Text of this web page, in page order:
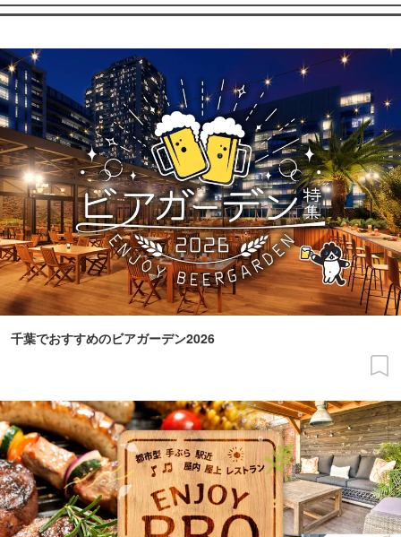
千葉でおすすめのビアガーデン2026